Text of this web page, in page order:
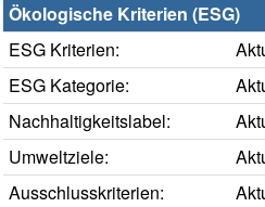
Ökologische Kriterien (ESG)
ESG Kriterien:
ESG Kategorie:
Nachhaltigkeitslabel:
Umweltziele:
Ausschlusskriterien: